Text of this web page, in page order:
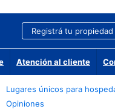
Registrá tu propiedad
Atención al cliente
Lugares únicos para
Opiniones